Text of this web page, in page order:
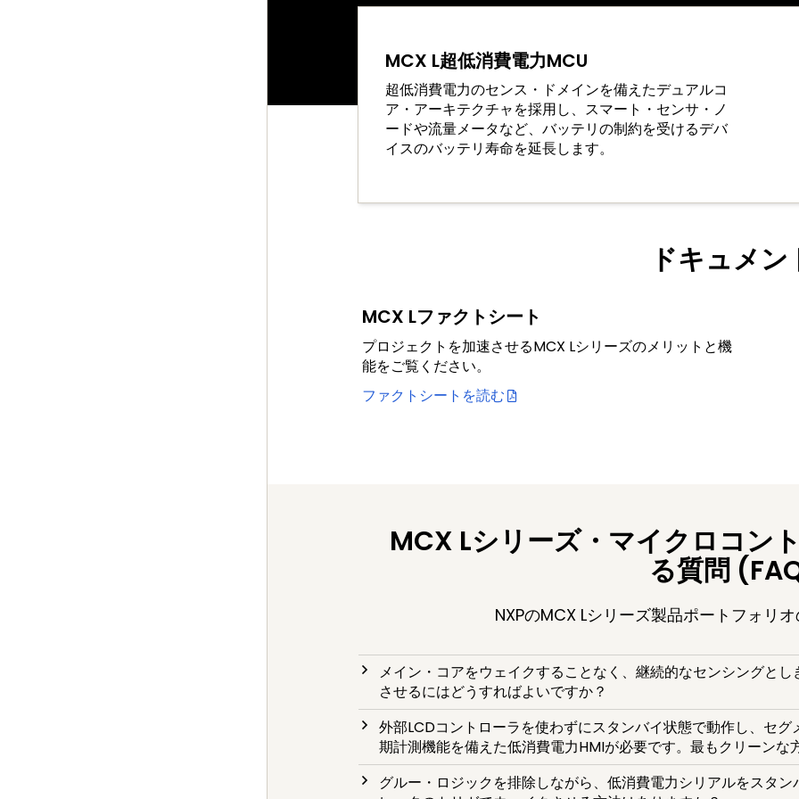
MCX L超低消費電力MCU
超低消費電力のセンス・ドメインを備えたデュアルコ
ア・アーキテクチャを採用し、スマート・センサ・ノ
ードや流量メータなど、バッテリの制約を受けるデバ
イスのバッテリ寿命を延長します。
ドキュメン
MCX Lファクトシート
プロジェクトを加速させるMCX Lシリーズのメリットと機
能をご覧ください。
ファクトシートを読む
MCX Lシリーズ・マイクロコン
る質問
NXPのMCX Lシリーズ製品ポートフォリ
メイン・コアをウェイクすることなく、継続的なセンシングと
させるにはどうすればよいですか？
外部LCDコントローラを使わずにスタンバイ状態で動作し、セ
期計測機能を備えた低消費電力HMIが必要です。最もクリーンな
グルー・ロジックを排除しながら、低消費電力シリアルをスタ